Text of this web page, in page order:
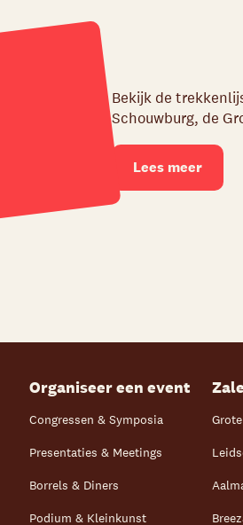
Bekijk de
Schouwburg, de
Lees meer
Organiseer een event
Congressen & Symposia
Presentaties & Meetings
Borrels & Diners
Podium & Kleinkunst